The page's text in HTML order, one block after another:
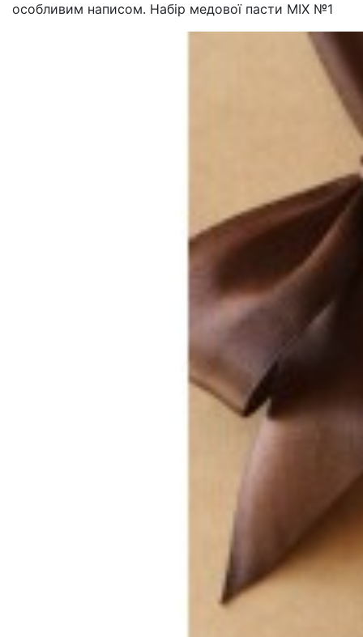
особливим написом. Набір медової пасти MIX №1